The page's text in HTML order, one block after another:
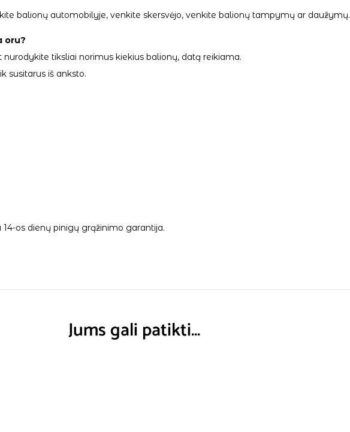
balionų automobilyje, venkite skersvėjo, venkite balionų tampymų ar daužymų.
oru?
tiksliai norimus kiekius balionų, datą reikiama.
susitarus iš anksto.
os dienų pinigų grąžinimo garantija.
Jums gali patikti…